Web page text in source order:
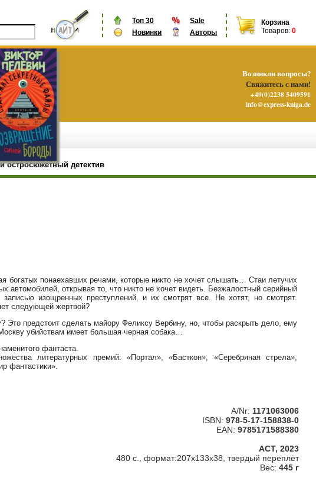
Топ 30
Sale
Новинки
Авторы
Корзина
Товаров: 0
остросюжетный детектив
богатых понаехавших речами, которые никто не хочет слышать… Стаи летучих
автомобилей, открывая то, что никто не хочет видеть. Безжалостный серийный
изощренных преступлений, и их смотрят все. Не хотят, но смотрят.
следующей жертвой?
Это предстоит сделать майору Феликсу Вербину, но, чтобы раскрыть дело, ему
убийствам имеет большая черная собака…
фантаста.
литературных премий: «Портал», «Басткон», «Серебряная стрела»,
фантастики».
A/Nr: 1171063006
ISBN: 978-5-17-158838-0
EAN: 9785171588380
АСТ, 2023
480 с., формат:207x133x38, твердый переплёт
Вес: 445 г
Возникли вопросы?
Свяжитесь с нами!
+49(0)2238 5409591
info@express-kniga.de